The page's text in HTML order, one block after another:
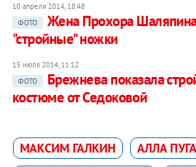
10 апреля 2014, 18:48
ФОТО
Жена Прохора
"стройные" ножки
15 июля 2014, 11:12
ФОТО
Брежнева показала
костюме от Седоковой
МАКСИМ ГАЛКИН
АЛЛА